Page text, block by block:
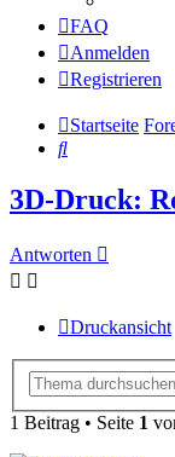
FAQ
Anmelden
Registrieren
Startseite
Suche
3D-Druck:
Antworten
Druckansicht
1 Beitrag • Seite 1